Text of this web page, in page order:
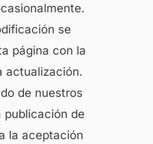
se
página con la
actualización.
de nuestros
publicación de
la aceptación